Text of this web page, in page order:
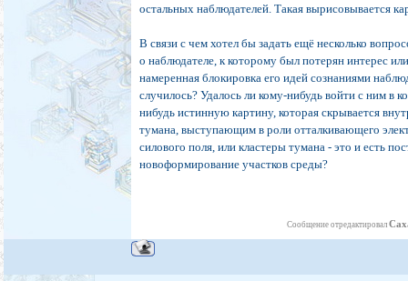
остальных наблюдателей. Такая вырисовывается
В связи с чем хотел бы задать ещё несколько
о наблюдателе, к которому был потерян интерес
намеренная блокировка его идей сознаниями
случилось? Удалось ли кому-нибудь войти с ним в
нибудь истинную картину, которая скрывается
тумана, выступающим в роли отталкивающего
силового поля, или кластеры тумана - это и есть
новоформирование участков среды?
Сообщение отредактировал